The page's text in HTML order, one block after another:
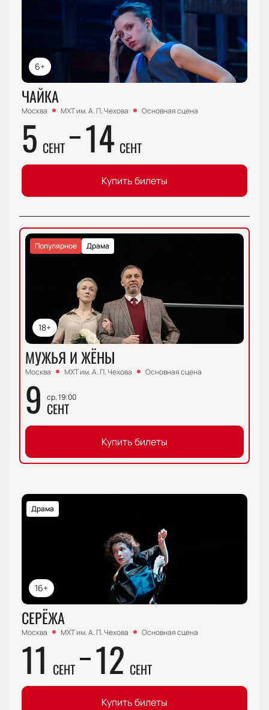
6+
ЧАЙКА
Москва МХТ им. А. П. Чехова Основная сцена
5 СЕНТ 14 СЕНТ
Купить билеты
18+
Драма
Популярное
МУЖЬЯ И ЖЁНЫ
Москва МХТ им. А. П. Чехова Основная сцена
9 ср, 19:00
СЕНТ
Купить билеты
16+
Драма
СЕРЁЖА
Москва МХТ им. А. П. Чехова Основная сцена
11 СЕНТ 12 СЕНТ
Купить билеты